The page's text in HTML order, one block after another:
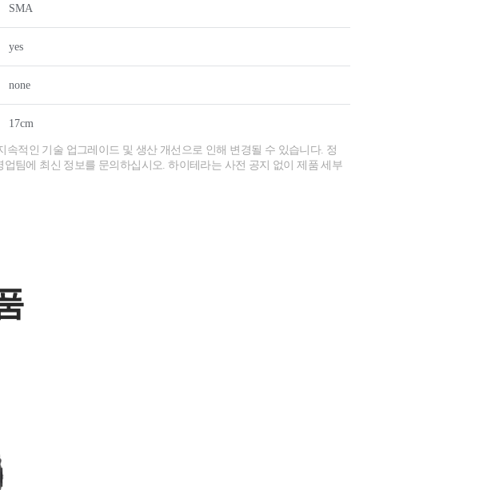
SMA
yes
none
17cm
적인 기술 업그레이드 및 생산 개선으로 인해 변경될 수 있습니다. 정
팀에 최신 정보를 문의하십시오. 하이테라는 사전 공지 없이 제품 세부